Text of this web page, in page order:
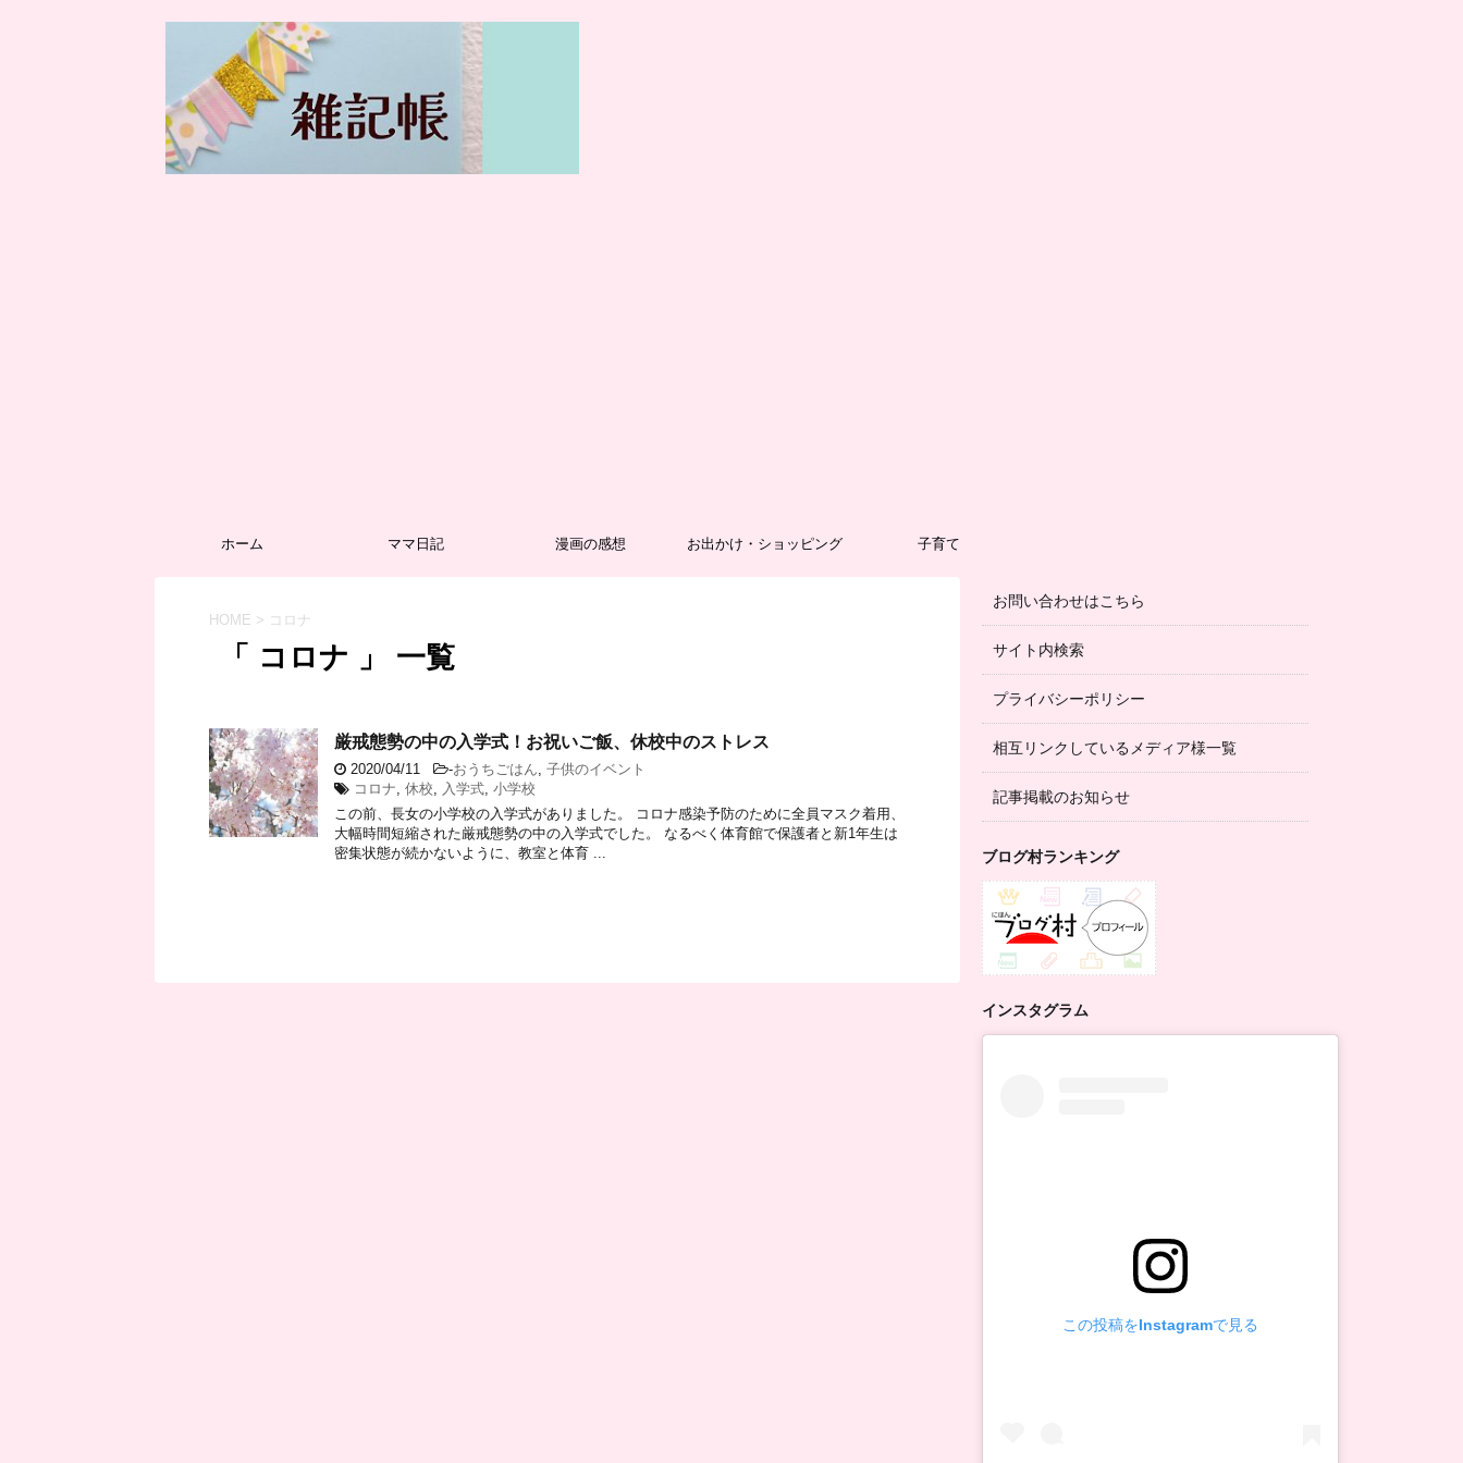
ホーム ママ日記 漫画の感想 お出かけ・ショッピング 子育て
HOME > コロナ
「 コロナ 」 一覧
厳戒態勢の中の入学式！お祝いご飯、休校中のストレス
2020/04/11 -おうちごはん 子供のイベント
コロナ 休校 入学式 小学校
この前、長女の小学校の入学式がありました。 コロナ感染予防のために全員マスク着用、
大幅時間短縮された厳戒態勢の中の入学式でした。 なるべく体育館で保護者と新1年生は
密集状態が続かないように、教室と体育 ...
お問い合わせはこちら
サイト内検索
プライバシーポリシー
相互リンクしているメディア様一覧
記事掲載のお知らせ
ブログ村ランキング
インスタグラム
この投稿をInstagramで見る